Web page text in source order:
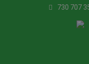
730 707